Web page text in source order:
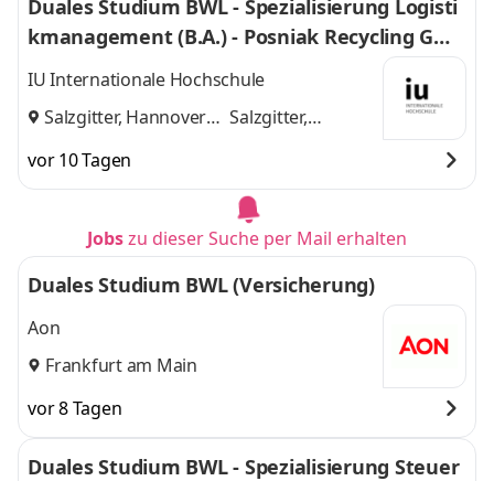
Duales Studium BWL - Spezialisierung Logisti
kmanagement (B.A.) - Posniak Recycling Gmb
H
IU Internationale Hochschule
Salzgitter, Hannover
Salzgitter,
vor 10 Tagen
Jobszu dieser Suche per Mail erhalten
Duales Studium BWL (Versicherung)
Aon
Frankfurt am Main
vor 8 Tagen
Duales Studium BWL - Spezialisierung Steuer